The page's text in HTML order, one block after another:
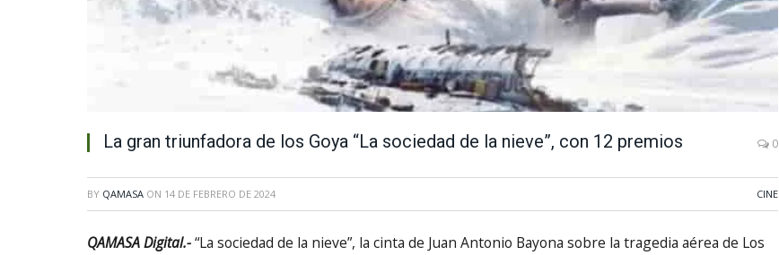
La gran triunfadora de los Goya “La sociedad de la nieve”, con 12 premios 0
BY QAMASA ON 14 DE FEBRERO DE 2024 CINE
QAMASA Digital.-“La sociedad de la nieve”, la cinta de Juan Antonio Bayona sobre la tragedia aérea de Los